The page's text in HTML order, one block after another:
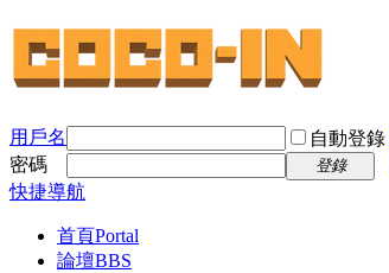
用戶名 自動登錄
密碼
登錄
快捷導航
首頁Portal
論壇BBS